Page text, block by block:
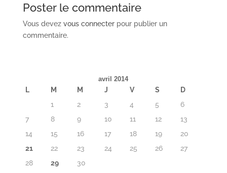
Poster le commentaire
Vous devez vous connecterpour publier un
commentaire.
avril 2014
L M M J V S
D
1
2 3 4 5
6
7
8 9 10 11 12
13
14
15 16 17 18 19
20
21
22 23 24 25 26
27
28
29
30